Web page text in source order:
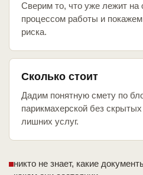
Сверим то, что уже лежит на
процессом работы и
риска.
Сколько стоит
Дадим понятную смету по
парикмахерской без
лишних услуг.
никто не знает, какие